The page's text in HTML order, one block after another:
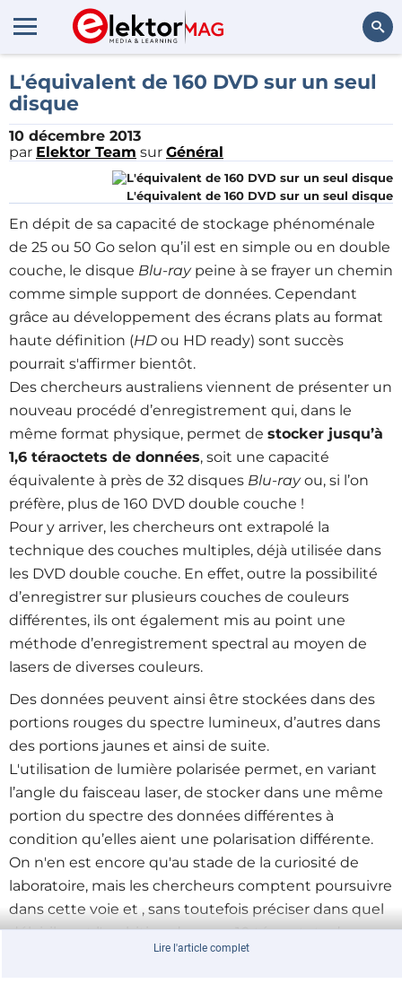
Rechercher
L'équivalent de 160 DVD sur un seul
disque
10 décembre 2013
par Elektor Team sur Général
L'équivalent de 160 DVD sur un seul disque
En dépit de sa capacité de stockage phénoménale
de 25 ou 50 Go selon qu’il est en simple ou en double
couche, le disque Blu-ray peine à se frayer un chemin
comme simple support de données. Cependant
grâce au développement des écrans plats au format
haute définition (HD ou HD ready) sont succès
pourrait s'affirmer bientôt.
Des chercheurs australiens viennent de présenter un
nouveau procédé d’enregistrement qui, dans le
même format physique, permet de stocker jusqu’à
1,6 téraoctets de données, soit une capacité
équivalente à près de 32 disques Blu-rayou, si l’on
préfère, plus de 160 DVD double couche !
Pour y arriver, les chercheurs ont extrapolé la
technique des couches multiples, déjà utilisée dans
les DVD double couche. En effet, outre la possibilité
d’enregistrer sur plusieurs couches de couleurs
différentes, ils ont également mis au point une
méthode d’enregistrement spectral au moyen de
lasers de diverses couleurs.
Des données peuvent ainsi être stockées dans des
portions rouges du spectre lumineux, d’autres dans
des portions jaunes et ainsi de suite.
L'utilisation de lumière polarisée permet, en variant
l’angle du faisceau laser, de stocker dans une même
portion du spectre des données différentes à
condition qu’elles aient une polarisation différente.
On n'en est encore qu'au stade de la curiosité de
laboratoire, mais les chercheurs comptent poursuivre
dans cette voie et , sans toutefois préciser dans quel
délai, ils ont l'ambition de caser 10 téraoctets de
données sur le même support.
Lire l'article complet